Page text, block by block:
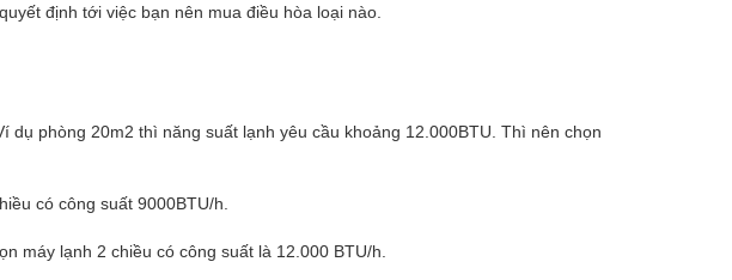
định tới việc bạn nên mua điều hòa loại nào.
dụ phòng 20m2 thì năng suất lạnh yêu cầu khoảng 12.000BTU. Thì nên chọn
có công suất 9000BTU/h.
máy lạnh 2 chiều có công suất là 12.000 BTU/h.